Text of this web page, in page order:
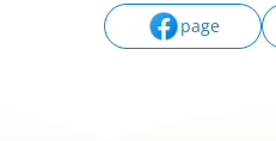
page